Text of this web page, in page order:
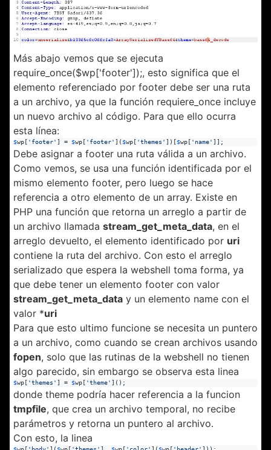
Más abajo vemos que se ejecuta
require_once($wp['footer']);, esto significa que el
elemento referenciado por footer debe ser una ruta
a un archivo, ya que la función requiere_once incluye
un nuevo archivo al código. Para que ello ocurra
esta línea:
$wp [ ' footer' ] = $wp [ ' footer' ]( $wp [ 'themes ' ])[$wp [ ' name' ]];
Debe asignar a footer una ruta válida a un archivo.
Como vemos, se usa una función identificada por el
mismo elemento footer, pero luego se hace
referencia a otro elemento de un array. Existe en
PHP una función que retorna un arreglo a partir de
un archivo llamada stream_get_meta_data, en el
arreglo devuelto, el elemento identificado por uri
contiene la ruta del archivo. Con esto el arreglo
serializado que espera la webshell toma forma, ya
que debe tener un elemento footer con valor
stream_get_meta_data y un elemento name con el
valor *uri
Para que esto ultimo funcione se necesita un puntero
a un archivo, como cuando se crean archivos usando
fopen, solo que las rutinas de la webshell no tienen
algo parecido, sin embargo se observa esta linea
$wp [ 'themes ' ] = $wp [ 'theme' ]();
donde theme podría hacer referencia a la funcion
tmpfile, que crea un archivo temporal, no recibe
parámetros y retorna un puntero al archivo.
Con esto, la linea